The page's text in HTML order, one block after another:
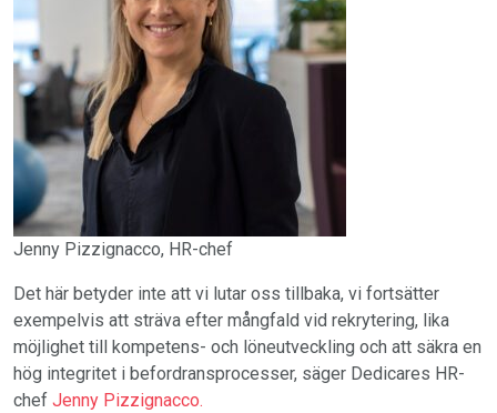
Jenny Pizzignacco, HR-chef
Det här betyder inte att vi lutar oss tillbaka, vi fortsätter
exempelvis att sträva efter mångfald vid rekrytering, lika
möjlighet till kompetens- och löneutveckling och att säkra en
hög integritet i befordransprocesser, säger Dedicares HR-
chef Jenny Pizzignacco.